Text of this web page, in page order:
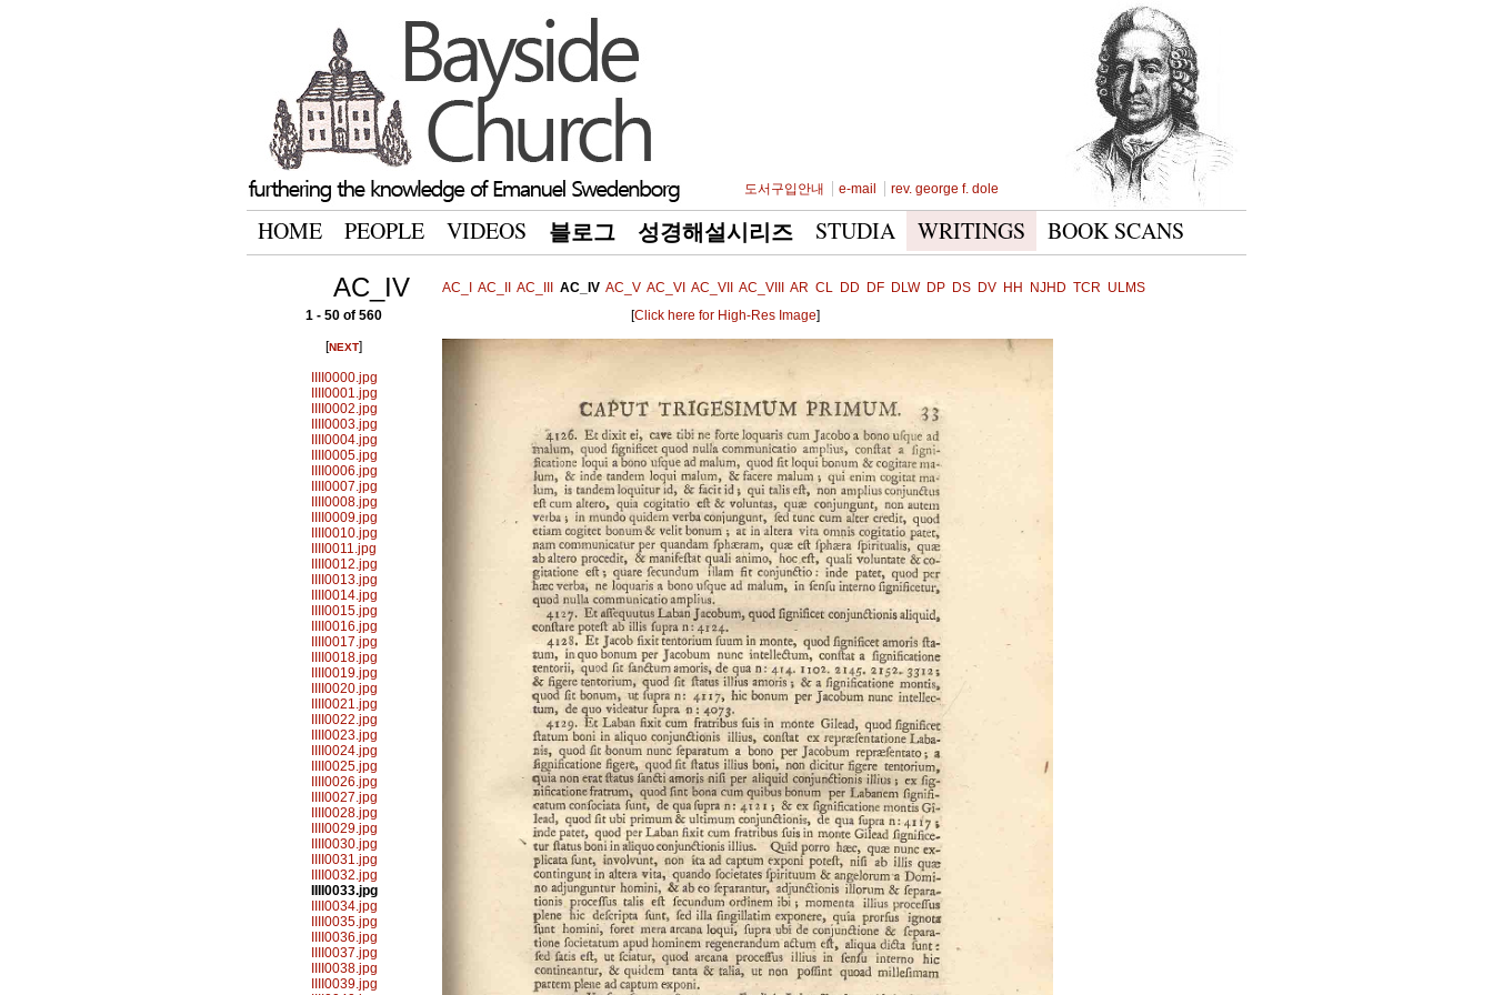
도서구입안내 e-mail rev. george f. dole
HOME PEOPLE VIDEOS 블로그 성경해설시리즈 STUDIA WRITINGS
BOOK SCANS
AC_IV
AC_I AC_II AC_III AC_IV AC_V AC_VI AC_VII AC_VIII AR CL DD DF DLW DP DS DV HH NJHD TCR ULMS
1 - 50 of 560
[NEXT]
IIII0000.jpg
IIII0001.jpg
IIII0002.jpg
IIII0003.jpg
IIII0004.jpg
IIII0005.jpg
IIII0006.jpg
IIII0007.jpg
IIII0008.jpg
IIII0009.jpg
IIII0010.jpg
IIII0011.jpg
IIII0012.jpg
IIII0013.jpg
IIII0014.jpg
IIII0015.jpg
IIII0016.jpg
IIII0017.jpg
IIII0018.jpg
IIII0019.jpg
IIII0020.jpg
IIII0021.jpg
IIII0022.jpg
IIII0023.jpg
IIII0024.jpg
IIII0025.jpg
IIII0026.jpg
IIII0027.jpg
IIII0028.jpg
IIII0029.jpg
IIII0030.jpg
IIII0031.jpg
IIII0032.jpg
IIII0033.jpg
IIII0034.jpg
IIII0035.jpg
IIII0036.jpg
IIII0037.jpg
IIII0038.jpg
IIII0039.jpg
[Click here for High-Res Image]